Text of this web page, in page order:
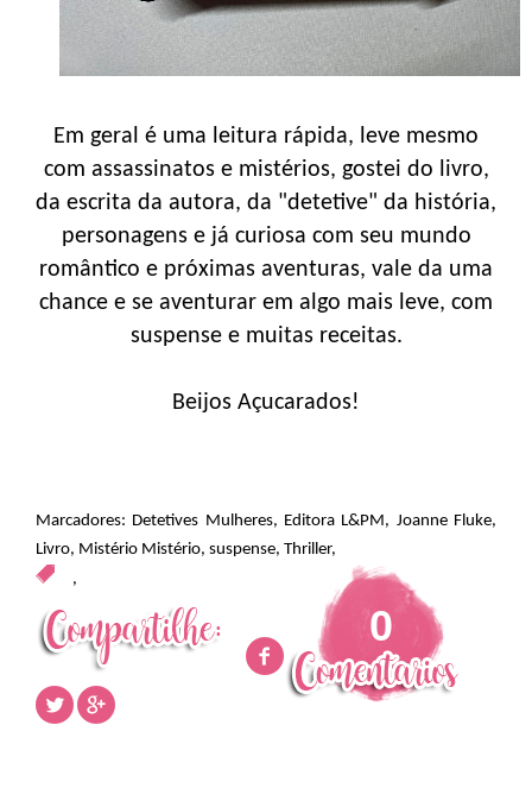
Em geral é uma leitura rápida, leve mesmo
com assassinatos e mistérios, gostei do livro,
da escrita da autora, da "detetive" da história,
personagens e já curiosa com seu mundo
romântico e próximas aventuras, vale da uma
chance e se aventurar em algo mais leve, com
suspense e muitas receitas.
Beijos Açucarados!
Marcadores: Detetives Mulheres, Editora L&PM , Joanne Fluke,
Livro, Mistério Mistério, suspense, Thriller,
,
0